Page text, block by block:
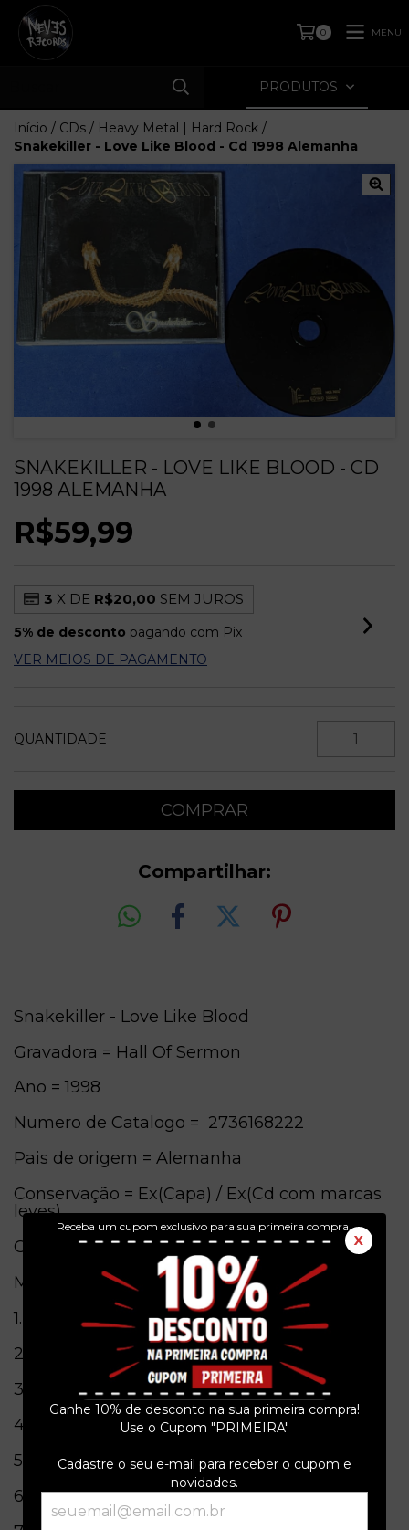
Receba um cupom exclusivo para sua primeira compra.
X
Ganhe 10% de desconto na sua primeira compra!
Use o Cupom "PRIMEIRA"
Cadastre o seu e-mail para receber o cupom e
novidades.
0 MENU
PRODUTOS
Início / CDs / Heavy Metal | Hard Rock /
Snakekiller - Love Like Blood - Cd 1998 Alemanha
SNAKEKILLER - LOVE LIKE BLOOD - CD
1998 ALEMANHA
R$59,99
3 X DE R$20,00 SEM JUROS
5% de desconto pagando com Pix
VER MEIOS DE PAGAMENTO
QUANTIDADE
Compartilhar:
Snakekiller - Love Like Blood
Gravadora = Hall Of Sermon
Ano = 1998
Numero de Catalogo = 2736168222
Pais de origem = Alemanha
Conservação = Ex(Capa) / Ex(Cd com marcas
leves)
Obs. = Original.
Musicas
1.Into The Snake Pit 1:20
2.Pale Sky
4:10
3.Phrases 4:49
4.Liberation
4:46
5.Snakekiller 5:45
6.Whispering Memories 4:57